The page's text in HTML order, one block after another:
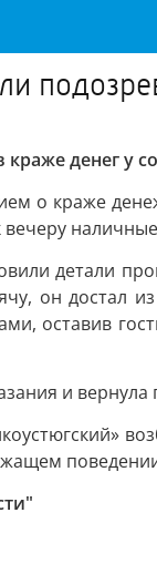
денег у
о краже
вечеру
детали
он
оставив
и